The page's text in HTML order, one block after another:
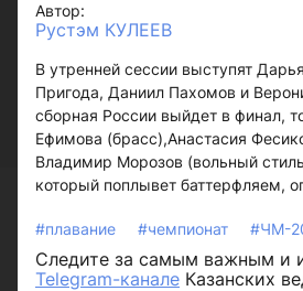
Автор:
Рустэм КУЛЕЕВ
В утренней сессии выступят
Пригода, Даниил Пахомов и
сборная России выйдет в финал,
Ефимова (брасс),Анастасия
Владимир Морозов (вольный
который поплывет баттерфляем,
#плавание #чемпионат #ЧМ-
Следите за самым важным и
Telegram-канале Казанских